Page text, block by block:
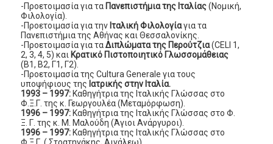
-Προετοιμασία για τα Πανεπιστήμια της Ιταλίας(Νομική,
Φιλολογία).
-Προετοιμασία για την Ιταλική Φιλολογίαγια τα
Πανεπιστήμια της Αθήνας και Θεσσαλονίκης.
-Προετοιμασία για ταΔιπλώματα της Περούτζια(CELI 1,
2, 3, 4, 5) και Κρατικό Πιστοποιητικό Γλωσσομάθειας
(Β1, Β2, Γ1, Γ2).
-Προετοιμασία της Cultura Generale για τους
υποψήφιους της Ιατρικής στην Ιταλία.
1993 – 1997: Καθηγήτρια της Ιταλικής Γλώσσας στο
Φ.Ξ.Γ. της κ. Γεωργουλέα (Μεταμόρφωση).
1996 – 1997: Καθηγήτρια της Ιταλικής Γλώσσας στο Φ.
Ξ. Γ. της κ. Μ. Μαλούδη (Άγιοι Ανάργυροι).
1996 – 1997: Καθηγήτρια της Ιταλικής Γλώσσας στο